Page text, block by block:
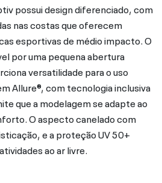
possui design diferenciado, com
nas costas que oferecem
esportivas de médio impacto. O
por uma pequena abertura
versatilidade para o uso
Allure®, com tecnologia inclusiva
que a modelagem se adapte ao
O aspecto canelado com
e a proteção UV 50+
ao ar livre.